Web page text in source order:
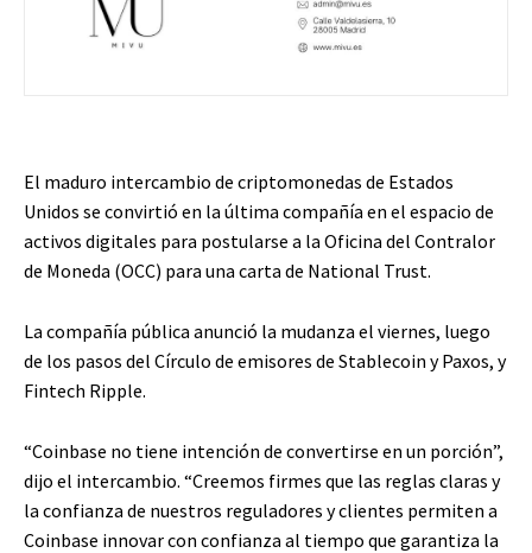
El maduro intercambio de criptomonedas de Estados
Unidos se convirtió en la última compañía en el espacio de
activos digitales para postularse a la Oficina del Contralor
de Moneda (OCC) para una carta de National Trust.
La compañía pública anunció la mudanza el viernes, luego
de los pasos del Círculo de emisores de Stablecoin y Paxos, y
Fintech Ripple.
“Coinbase no tiene intención de convertirse en un porción”,
dijo el intercambio. “Creemos firmes que las reglas claras y
la confianza de nuestros reguladores y clientes permiten a
Coinbase innovar con confianza al tiempo que garantiza la